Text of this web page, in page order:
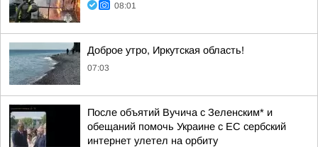
08:01
Доброе утро, Иркутская область!
07:03
После объятий Вучича с Зеленским* и
обещаний помочь Украине с ЕС сербский
интернет улетел на орбиту